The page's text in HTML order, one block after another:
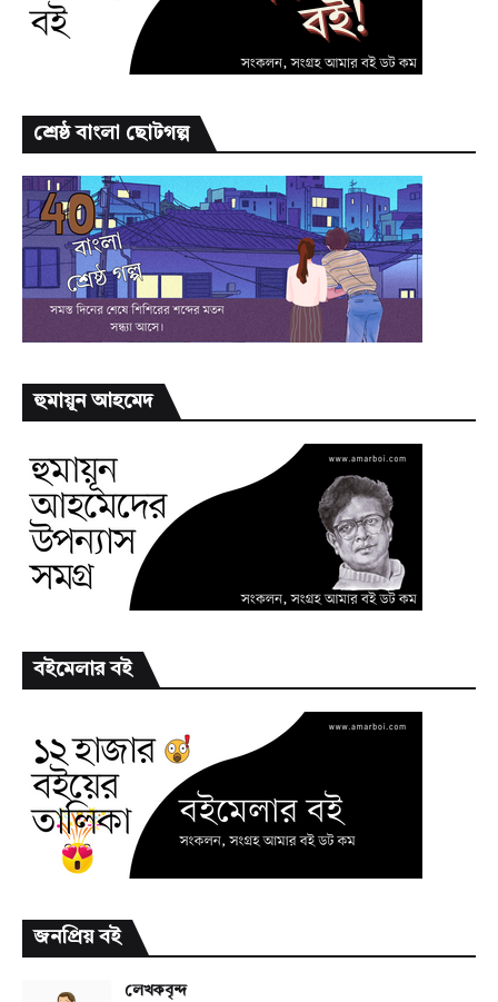
শ্রেষ্ঠ বাংলা ছোটগল্প
হুমায়ূন আহমেদ
বইমেলার বই
জনপ্রিয় বই
লেখকবৃন্দ